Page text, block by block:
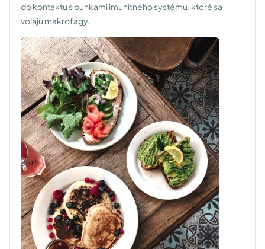
do kontaktu s bunkami imunitného systému, ktoré sa
volajú makrofágy.